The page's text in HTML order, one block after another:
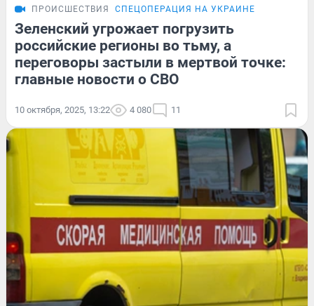
ПРОИСШЕСТВИЯ СПЕЦОПЕРАЦИЯ НА УКРАИНЕ
Зеленский угрожает погрузить
российские регионы во тьму, а
переговоры застыли в мертвой точке:
главные новости о СВО
10 октября, 2025, 13:22 4 080 11